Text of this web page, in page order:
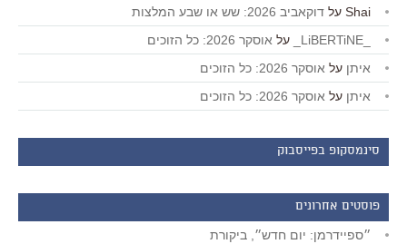
Shai על דוקאביב 2026: שש או שבע המלצות
על אוסקר 2026: כל הזוכים
איתן על אוסקר 2026: כל הזוכים
איתן על אוסקר 2026: כל הזוכים
סינמסקופ בפייסבוק
פוסטים אחרונים
״ספיידרמן: יום חדש״, ביקורת